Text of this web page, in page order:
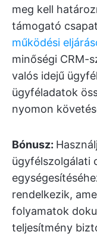
meg kell
támogató
működési
minőségi CRM-
valós idejű
ügyféladatok
nyomon
Bónusz:
ügyfélszolgálati
rendelkezik,
folyamatok
teljesítmény